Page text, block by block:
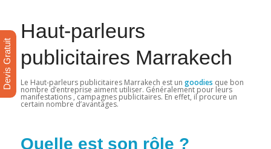
Haut-parleurs
publicitaires Marrakech
Le Haut-parleurs publicitaires Marrakech est un goodies que bon
nombre d’entreprise aiment utiliser. Généralement pour leurs
manifestations , campagnes publicitaires. En effet, il procure un
certain nombre d’avantages.
Quelle est son rôle ?
Devis Gratuit